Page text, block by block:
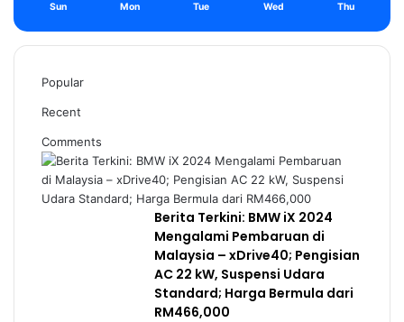
Sun Mon Tue Wed Thu
Popular
Recent
Comments
Berita Terkini: BMW iX 2024
Mengalami Pembaruan di
Malaysia – xDrive40; Pengisian
AC 22 kW, Suspensi Udara
Standard; Harga Bermula dari
RM466,000